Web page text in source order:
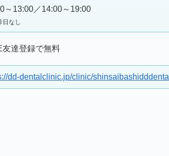
～13:00／14:00～19:00
なし
友達登録で無料
dd-dentalclinic.jp/clinic/shinsaibashidddental